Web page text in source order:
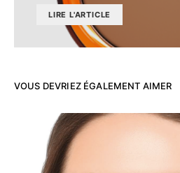
LIRE L'ARTICLE
VOUS DEVRIEZ ÉGALEMENT AIMER